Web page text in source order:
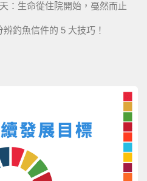
：生命從住院開始，戞然而止
釣魚信件的 5 大技巧！